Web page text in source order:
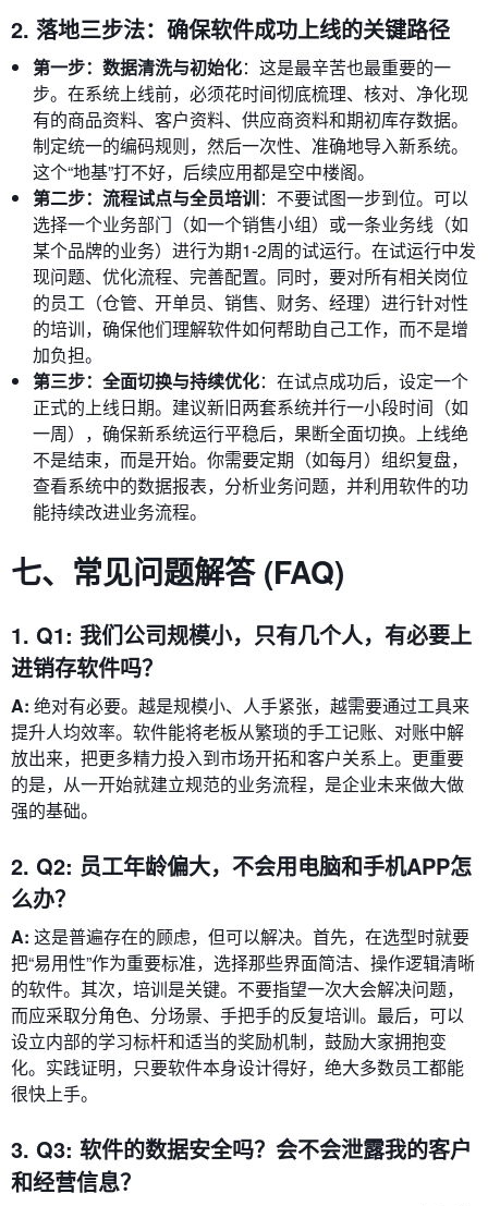
2. 落地三步法：确保软件成功上线的关键路径
第一步：数据清洗与初始化：这是最辛苦也最重要的一
步。在系统上线前，必须花时间彻底梳理、核对、净化现
有的商品资料、客户资料、供应商资料和期初库存数据。
制定统一的编码规则，然后一次性、准确地导入新系统。
这个“地基”打不好，后续应用都是空中楼阁。
第二步：流程试点与全员培训：不要试图一步到位。可以
选择一个业务部门（如一个销售小组）或一条业务线（如
某个品牌的业务）进行为期1-2周的试运行。在试运行中发
现问题、优化流程、完善配置。同时，要对所有相关岗位
的员工（仓管、开单员、销售、财务、经理）进行针对性
的培训，确保他们理解软件如何帮助自己工作，而不是增
加负担。
第三步：全面切换与持续优化：在试点成功后，设定一个
正式的上线日期。建议新旧两套系统并行一小段时间（如
一周），确保新系统运行平稳后，果断全面切换。上线绝
不是结束，而是开始。你需要定期（如每月）组织复盘，
查看系统中的数据报表，分析业务问题，并利用软件的功
能持续改进业务流程。
七、常见问题解答 (FAQ)
1. Q1: 我们公司规模小，只有几个人，有必要上
进销存软件吗？
A: 绝对有必要。越是规模小、人手紧张，越需要通过工具来
提升人均效率。软件能将老板从繁琐的手工记账、对账中解
放出来，把更多精力投入到市场开拓和客户关系上。更重要
的是，从一开始就建立规范的业务流程，是企业未来做大做
强的基础。
2. Q2: 员工年龄偏大，不会用电脑和手机APP怎
么办？
A: 这是普遍存在的顾虑，但可以解决。首先，在选型时就要
把“易用性”作为重要标准，选择那些界面简洁、操作逻辑清晰
的软件。其次，培训是关键。不要指望一次大会解决问题，
而应采取分角色、分场景、手把手的反复培训。最后，可以
设立内部的学习标杆和适当的奖励机制，鼓励大家拥抱变
化。实践证明，只要软件本身设计得好，绝大多数员工都能
很快上手。
3. Q3: 软件的数据安全吗？会不会泄露我的客户
和经营信息？